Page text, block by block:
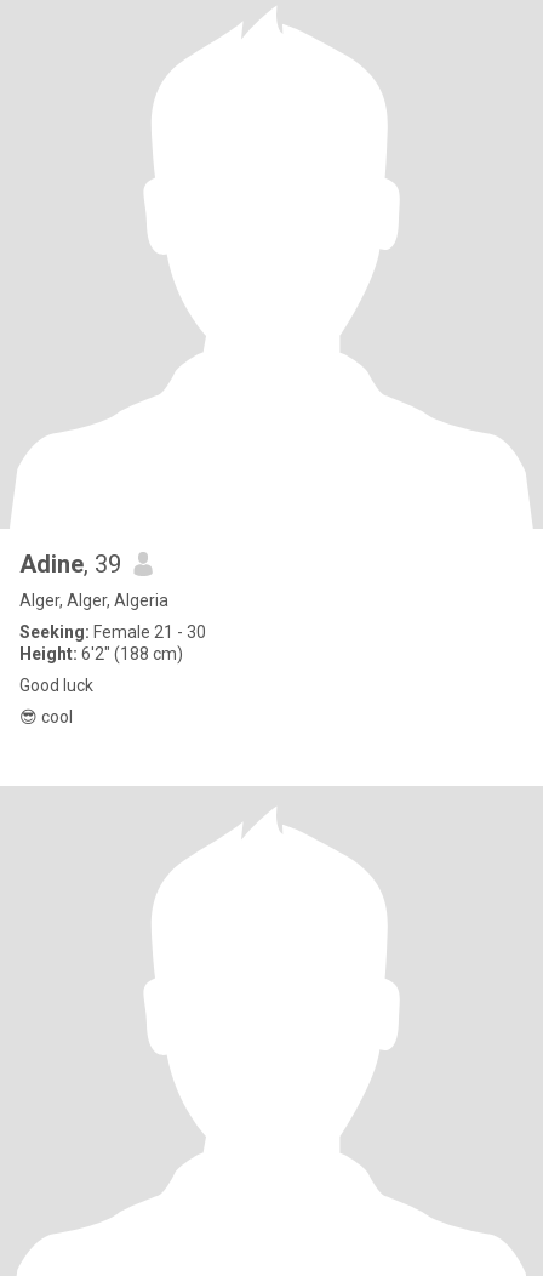
Adine, 39
Alger, Alger, Algeria
Seeking: Female 21 - 30
Height: 6'2" (188 cm)
Good luck
😎 cool